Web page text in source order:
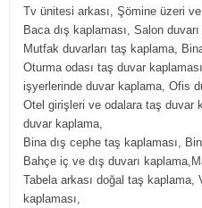
Tv ünitesi arkası, Şömine üzeri
Baca dış kaplaması, Salon
Mutfak duvarları taş kaplama,
Oturma odası taş duvar
işyerlerinde duvar kaplama, Ofis
Otel girişleri ve odalara taş duvar
duvar kaplama,
Bina dış cephe taş kaplaması,
Bahçe iç ve dış duvarı
Tabela arkası doğal taş kaplama,
kaplaması,